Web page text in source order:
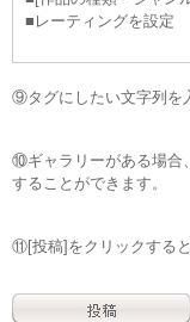
■レーティングを設定
⑨タグにしたい文字列を
⑩ギャラリーがある場合
することができます。
⑪[投稿]をクリックする